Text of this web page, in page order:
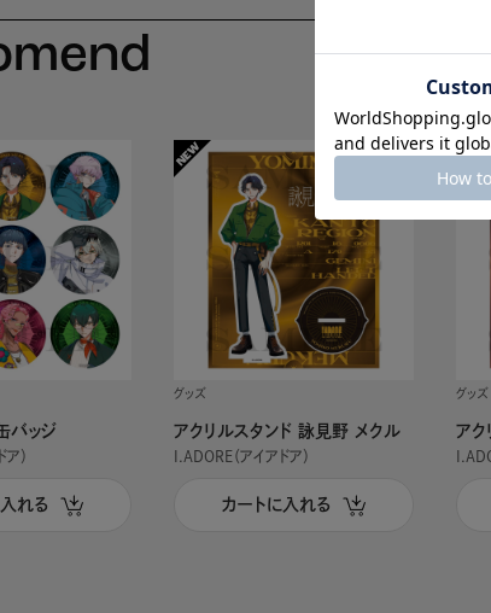
バッジ
ア）
れる
グッズ
アクリルスタンド 詠見野 メクル
I.ADORE（アイアドア）
カートに入れる
グッズ
アク